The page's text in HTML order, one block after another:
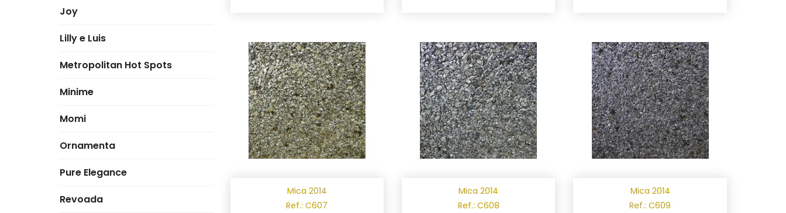
Joy
Lilly e Luis
Metropolitan Hot Spots
Minime
Momi
Ornamenta
Pure Elegance
Revoada
Mica 2014
Ref.: C607
Mica 2014
Ref.: C608
Mica 2014
Ref.: C609